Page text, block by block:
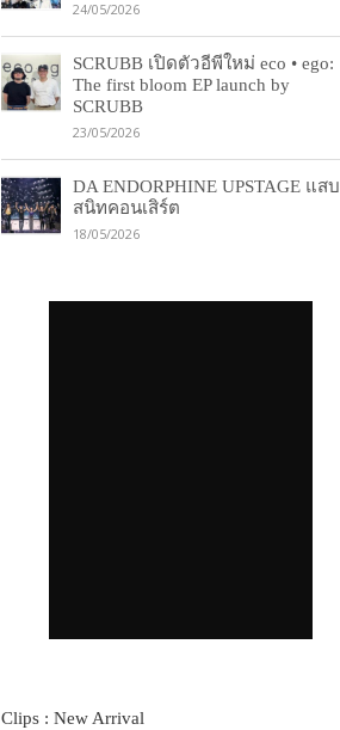
24/05/2026
SCRUBB เปิดตัวอีพีใหม่ eco • ego:
The first bloom EP launch by
SCRUBB
23/05/2026
DA ENDORPHINE UPSTAGE แสบ
สนิทคอนเสิร์ต
18/05/2026
Clips : New Arrival